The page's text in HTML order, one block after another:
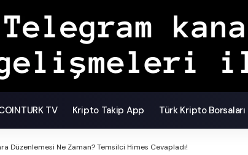
TV Kripto Takip App Türk Kripto Borsaları
Düzenlemesi Ne Zaman? Temsilci Himes Cevapladı!